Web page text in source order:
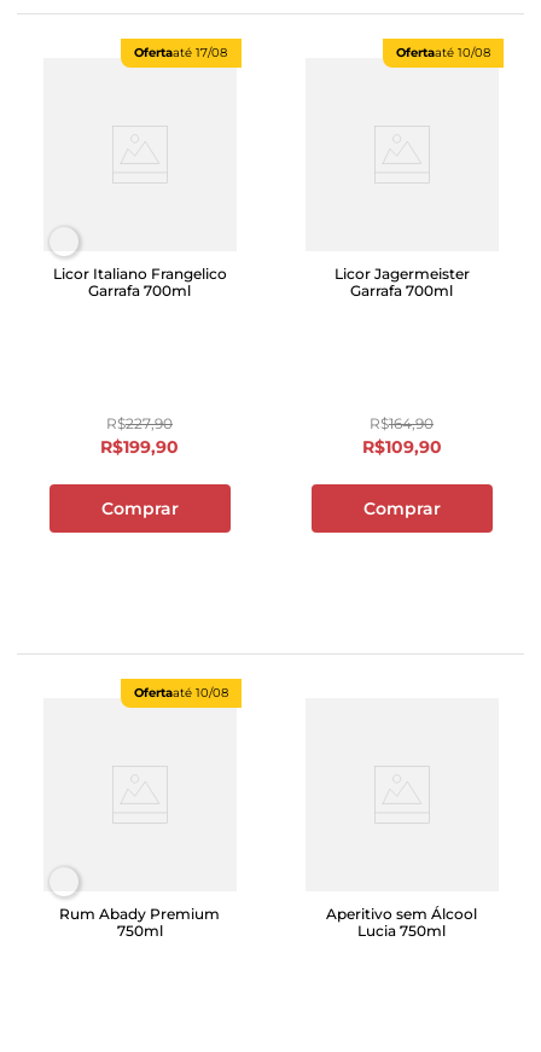
Ofertaaté 17/08
Licor Italiano Frangelico
Garrafa 700ml
R$227,90
R$199,90
Comprar
Ofertaaté 10/08
Licor Jagermeister
Garrafa 700ml
R$164,90
R$109,90
Comprar
Ofertaaté 10/08
Rum Abady Premium
750ml
Aperitivo sem Álcool
Lucia 750ml